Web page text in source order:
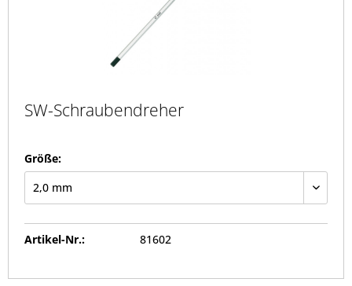
SW-Schraubendreher
Größe:
Artikel-Nr.: 81602